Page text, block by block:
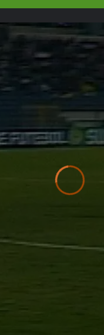
Video
Player
is
loading.